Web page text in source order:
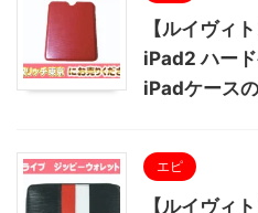
【ルイヴィ
iPad2 ハー
iPadケース
エピ
【ルイヴィ